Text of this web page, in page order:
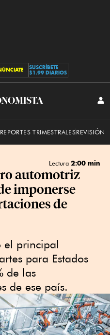
SUSCRÍBETE
$1.99 DIARIOS
El
REPORTES TRIMESTRALESREVISIÓN
Lectura 2:00 min
automotriz
imponerse
de
el principal
para Estados
de las
de ese país.